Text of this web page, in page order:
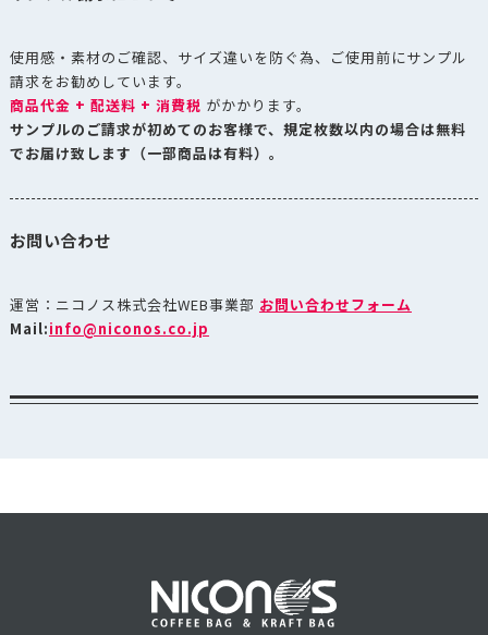
使用感・素材のご確認、サイズ違いを防ぐ為、ご使用前にサンプル
請求をお勧めしています。
商品代金 + 配送料 + 消費税 がかかります。
サンプルのご請求が初めてのお客様で、規定枚数以内の場合は無料
でお届け致します（一部商品は有料）。
お問い合わせ
運営：ニコノス株式会社WEB事業部 お問い合わせフォーム
Mail:info@niconos.co.jp